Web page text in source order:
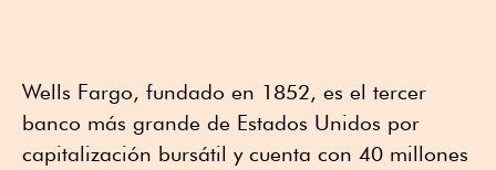
Wells Fargo, fundado en 1852, es el tercer
banco más grande de Estados Unidos por
capitalización bursátil y cuenta con 40 millones